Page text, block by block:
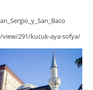
291/kucuk-aya-sofya/